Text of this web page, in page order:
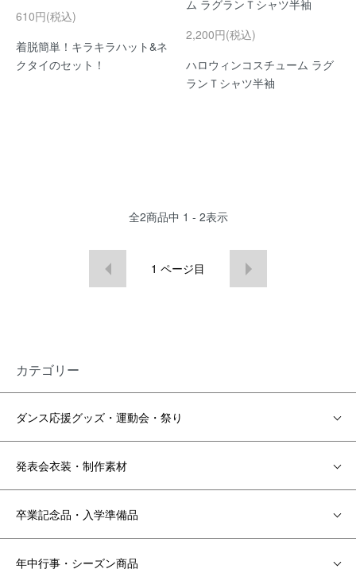
610円(税込)
着脱簡単！キラキラハット&ネ
クタイのセット！
ム ラグランＴシャツ半袖
2,200円(税込)
ハロウィンコスチューム ラグ
ランＴシャツ半袖
全2商品中 1 - 2表示
1 ページ目
カテゴリー
ダンス応援グッズ・運動会・祭り
発表会衣装・制作素材
卒業記念品・入学準備品
年中行事・シーズン商品